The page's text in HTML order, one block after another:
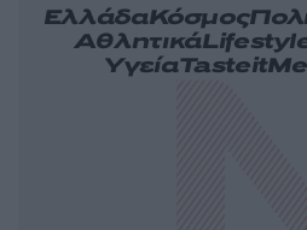
ΕλλάδαΚόσμος
Αθλητικά
ΥγείαTasteit